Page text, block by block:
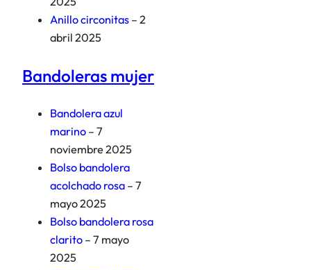
Anillo circonitas – 2
abril 2025
Bandoleras mujer
Bandolera azul
marino – 7
noviembre 2025
Bolso bandolera
acolchado rosa – 7
mayo 2025
Bolso bandolera rosa
clarito – 7 mayo
2025